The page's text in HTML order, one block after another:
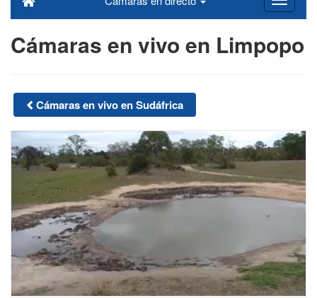
Cámaras en vivo en Limpopo
Cámaras en vivo en Sudáfrica